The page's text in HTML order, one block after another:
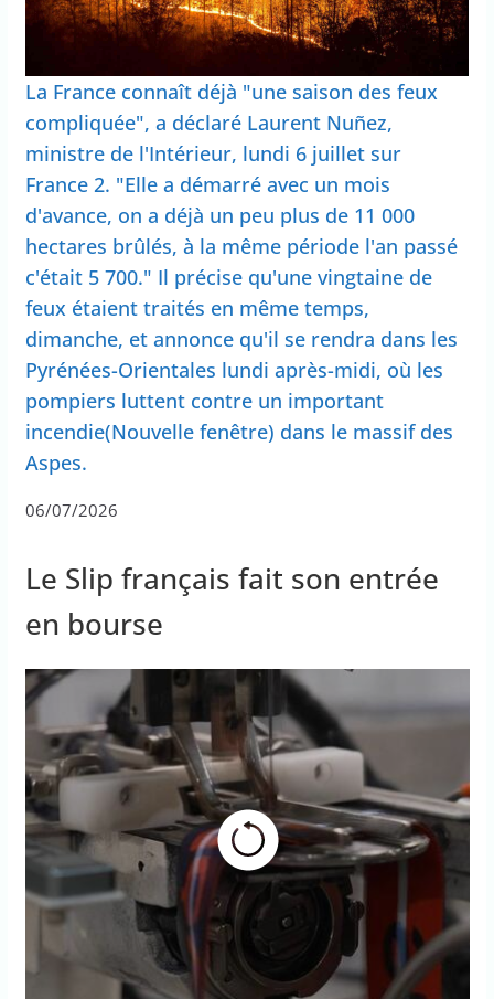
La France connaît déjà "une saison des feux
compliquée", a déclaré Laurent Nuñez,
ministre de l'Intérieur, lundi 6 juillet sur
France 2. "Elle a démarré avec un mois
d'avance, on a déjà un peu plus de 11 000
hectares brûlés, à la même période l'an passé
c'était 5 700." Il précise qu'une vingtaine de
feux étaient traités en même temps,
dimanche, et annonce qu'il se rendra dans les
Pyrénées-Orientales lundi après-midi, où les
pompiers luttent contre un important
incendie(Nouvelle fenêtre) dans le massif des
Aspes.
06/07/2026
Le Slip français fait son entrée
en bourse